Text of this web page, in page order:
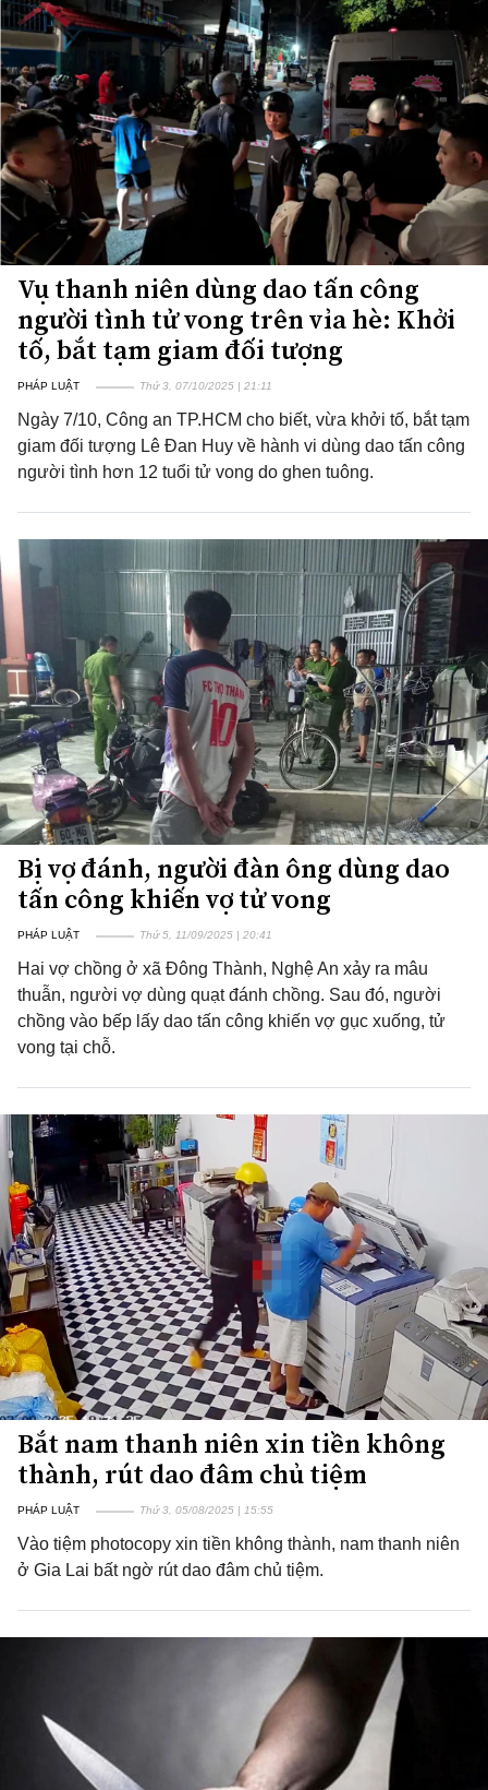
Vụ thanh niên dùng dao tấn công
người tình tử vong trên vỉa hè: Khởi
tố, bắt tạm giam đối tượng
PHÁP LUẬT Thứ 3, 07/10/2025 | 21:11
Ngày 7/10, Công an TP.HCM cho biết, vừa khởi tố, bắt tạm
giam đối tượng Lê Đan Huy về hành vi dùng dao tấn công
người tình hơn 12 tuổi tử vong do ghen tuông.
Bị vợ đánh, người đàn ông dùng dao
tấn công khiến vợ tử vong
PHÁP LUẬT Thứ 5, 11/09/2025 | 20:41
Hai vợ chồng ở xã Đông Thành, Nghệ An xảy ra mâu
thuẫn, người vợ dùng quạt đánh chồng. Sau đó, người
chồng vào bếp lấy dao tấn công khiến vợ gục xuống, tử
vong tại chỗ.
Bắt nam thanh niên xin tiền không
thành, rút dao đâm chủ tiệm
PHÁP LUẬT Thứ 3, 05/08/2025 | 15:55
Vào tiệm photocopy xin tiền không thành, nam thanh niên
ở Gia Lai bất ngờ rút dao đâm chủ tiệm.